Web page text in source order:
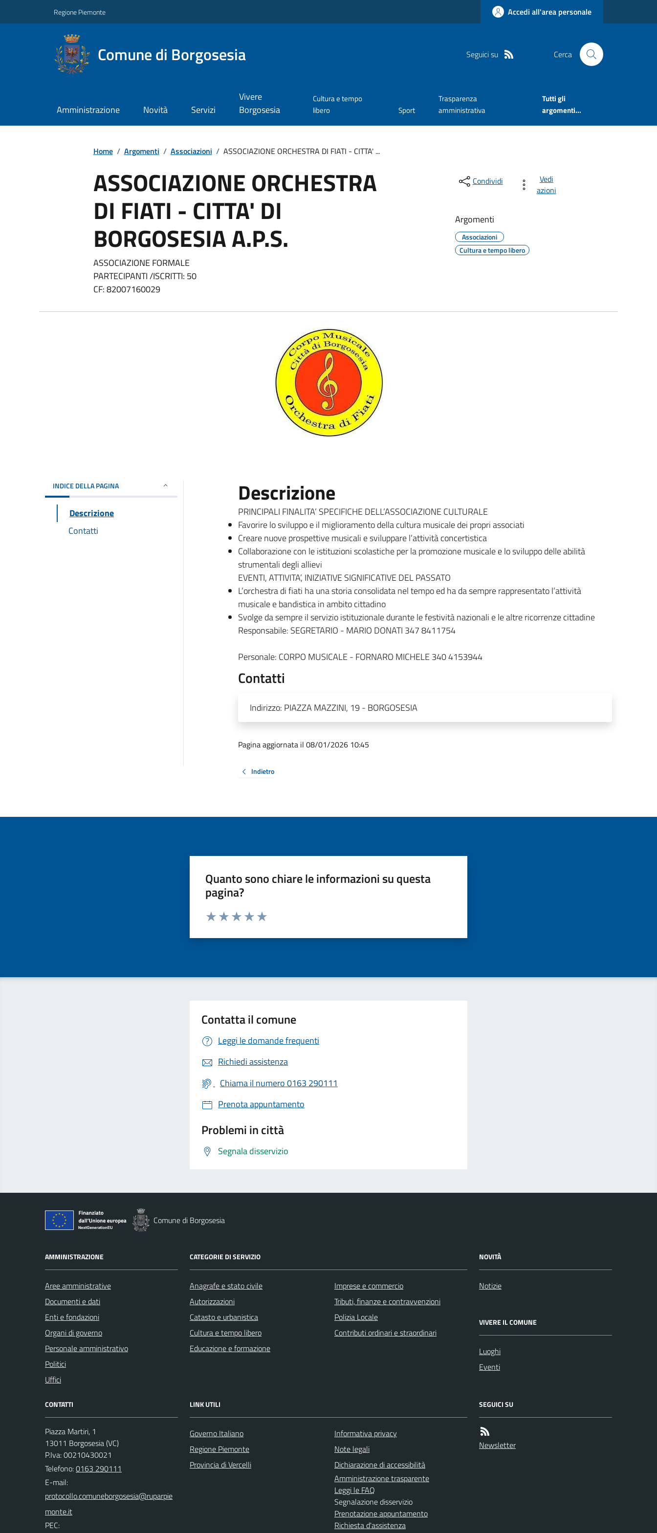
Regione Piemonte Accedi all'area personale
Comune di Borgosesia Seguici su Cerca
Amministrazione Novità Servizi
Vivere
Borgosesia
Cultura e tempo
libero
Sport
Trasparenza
amministrativa
Tutti gli
argomenti...
Home / Argomenti / Associazioni / ASSOCIAZIONE ORCHESTRA DI FIATI - CITTA' ...
ASSOCIAZIONE ORCHESTRA
DI FIATI - CITTA' DI
BORGOSESIA A.P.S.
ASSOCIAZIONE FORMALE
PARTECIPANTI /ISCRITTI: 50
CF: 82007160029
Condividi
Vedi
azioni
Argomenti
Associazioni
Cultura e tempo libero
INDICE DELLA PAGINA
Descrizione
Contatti
Descrizione
PRINCIPALI FINALITA’ SPECIFICHE DELL’ASSOCIAZIONE CULTURALE
Favorire lo sviluppo e il miglioramento della cultura musicale dei propri associati
Creare nuove prospettive musicali e sviluppare l’attività concertistica
Collaborazione con le istituzioni scolastiche per la promozione musicale e lo sviluppo delle abilità
strumentali degli allievi
EVENTI, ATTIVITA’, INIZIATIVE SIGNIFICATIVE DEL PASSATO
L’orchestra di fiati ha una storia consolidata nel tempo ed ha da sempre rappresentato l’attività
musicale e bandistica in ambito cittadino
Svolge da sempre il servizio istituzionale durante le festività nazionali e le altre ricorrenze cittadine
Responsabile: SEGRETARIO - MARIO DONATI 347 8411754
Personale: CORPO MUSICALE - FORNARO MICHELE 340 4153944
Contatti
Indirizzo: PIAZZA MAZZINI, 19 - BORGOSESIA
Pagina aggiornata il 08/01/2026 10:45
Indietro
Quanto sono chiare le informazioni su questa
pagina?
Valuta da 1 a 5 stelle la pagina
Contatta il comune
Leggi le domande frequenti
Richiedi assistenza
Chiama il numero 0163 290111
Prenota appuntamento
Problemi in città
Segnala disservizio
Comune di Borgosesia
AMMINISTRAZIONE
Aree amministrative
Documenti e dati
Enti e fondazioni
Organi di governo
Personale amministrativo
Politici
Uffici
CATEGORIE DI SERVIZIO
Anagrafe e stato civile
Autorizzazioni
Catasto e urbanistica
Cultura e tempo libero
Educazione e formazione
Imprese e commercio
Tributi, finanze e contravvenzioni
Polizia Locale
Contributi ordinari e straordinari
NOVITÀ
Notizie
VIVERE IL COMUNE
Luoghi
Eventi
CONTATTI
Piazza Martiri, 1
13011 Borgosesia (VC)
P.Iva: 00210430021
Telefono:0163 290111
E-mail:
PEC:
LINK UTILI
Governo Italiano
Regione Piemonte
Provincia di Vercelli
Informativa privacy
Note legali
Dichiarazione di accessibilità
Amministrazione trasparente
Leggi le FAQ
Segnalazione disservizio
Prenotazione appuntamento
Richiesta d'assistenza
SEGUICI SU
Newsletter